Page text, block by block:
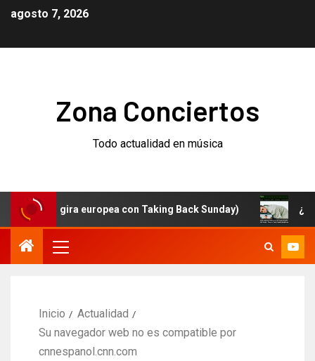
agosto 7, 2026
Zona Conciertos
Todo actualidad en música
(y gira europea con Taking Back Sunday) ¿Qué está
Inicio
Actualidad
Su navegador web no es compatible por
cnnespanol.cnn.com